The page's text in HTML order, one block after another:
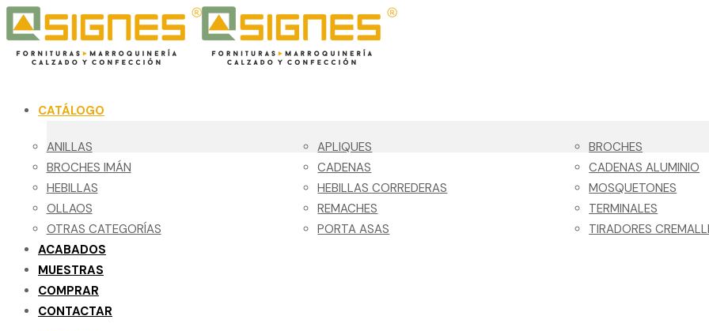
CATÁLOGO
ANILLAS APLIQUES
BROCHES
BROCHES IMÁN
CADENAS
CADENAS ALUMINIO
HEBILLAS
HEBILLAS CORREDERAS
MOSQUETONES
OLLAOS
REMACHES
TERMINALES
OTRAS CATEGORÍAS
PORTA ASAS
TIRADORES
ACABADOS
MUESTRAS
COMPRAR
CONTACTAR